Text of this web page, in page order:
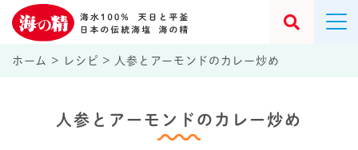
ホーム > レシピ > 人参とアーモンドのカレー炒め
人参とアーモンドのカレー炒め